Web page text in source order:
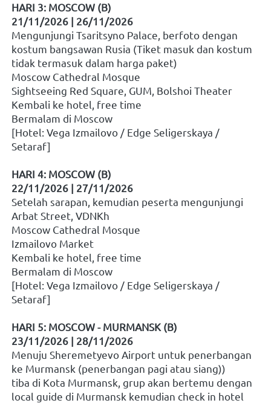
HARI 3: MOSCOW (B)
21/11/2026 | 26/11/2026
Mengunjungi Tsaritsyno Palace, berfoto dengan
kostum bangsawan Rusia (Tiket masuk dan kostum
tidak termasuk dalam harga paket)
Moscow Cathedral Mosque
Sightseeing Red Square, GUM, Bolshoi Theater
Kembali ke hotel, free time
Bermalam di Moscow
[Hotel: Vega Izmailovo / Edge Seligerskaya /
Setaraf]
HARI 4: MOSCOW (B)
22/11/2026 | 27/11/2026
Setelah sarapan, kemudian peserta mengunjungi
Arbat Street, VDNKh
Moscow Cathedral Mosque
Izmailovo Market
Kembali ke hotel, free time
Bermalam di Moscow
[Hotel: Vega Izmailovo / Edge Seligerskaya /
Setaraf]
HARI 5: MOSCOW - MURMANSK (B)
23/11/2026 | 28/11/2026
Menuju Sheremetyevo Airport untuk penerbangan
ke Murmansk (penerbangan pagi atau siang))
tiba di Kota Murmansk, grup akan bertemu dengan
local guide di Murmansk kemudian check in hotel